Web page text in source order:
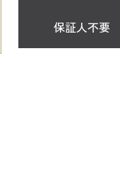
保証人不要